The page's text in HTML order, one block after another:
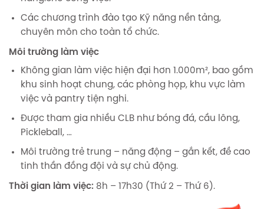
Các chương trình đào tạo Kỹ năng nền tảng,
chuyên môn cho toàn tổ chức.
Môi trường làm việc
Không gian làm việc hiện đại hơn 1.000m², bao gồm
khu sinh hoạt chung, các phòng họp, khu vực làm
việc và pantry tiện nghi.
Được tham gia nhiều CLB như bóng đá, cầu lông,
Pickleball, …
Môi trường trẻ trung – năng động – gắn kết, đề cao
tinh thần đồng đội và sự chủ động.
Thời gian làm việc: 8h – 17h30 (Thứ 2 – Thứ 6).